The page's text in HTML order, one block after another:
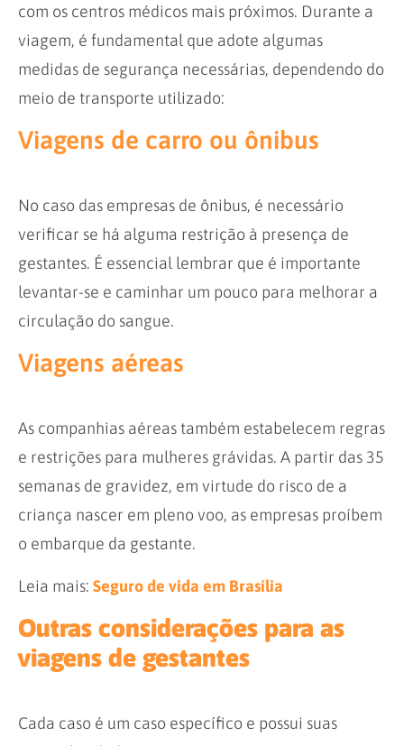
com os centros médicos mais próximos. Durante a
viagem, é fundamental que adote algumas
medidas de segurança necessárias, dependendo do
meio de transporte utilizado:
Viagens de carro ou ônibus
No caso das empresas de ônibus, é necessário
verificar se há alguma restrição à presença de
gestantes. É essencial lembrar que é importante
levantar-se e caminhar um pouco para melhorar a
circulação do sangue.
Viagens aéreas
As companhias aéreas também estabelecem regras
e restrições para mulheres grávidas. A partir das 35
semanas de gravidez, em virtude do risco de a
criança nascer em pleno voo, as empresas proíbem
o embarque da gestante.
Leia mais: Seguro de vida em Brasília
Outras considerações para as
viagens de gestantes
Cada caso é um caso específico e possui suas